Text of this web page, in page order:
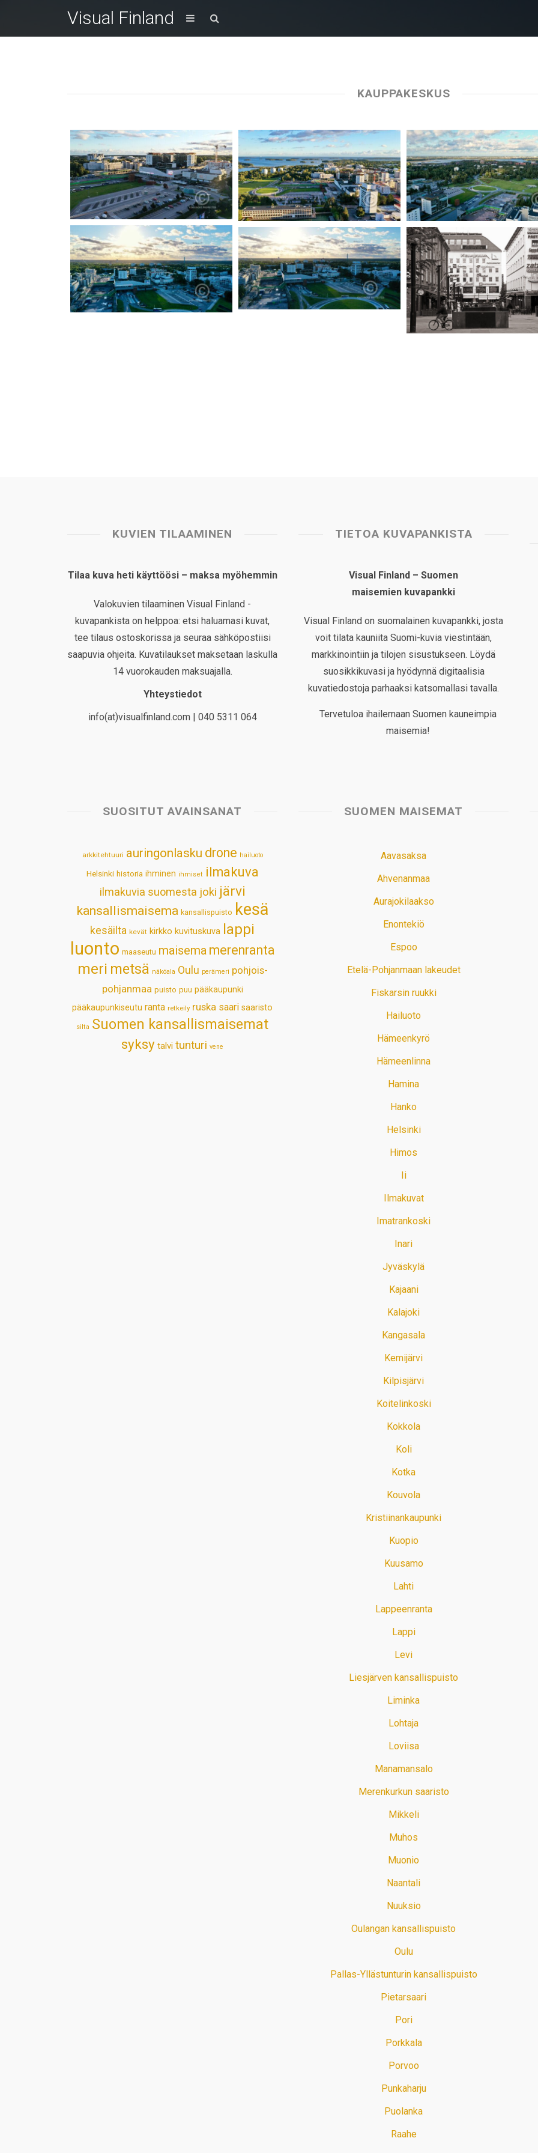
Visual Finland
KAUPPAKESKUS
KUVIEN TILAAMINEN
Tilaa kuva heti käyttöösi – maksa myöhemmin
Valokuvien tilaaminen Visual Finland -
kuvapankista on helppoa: etsi haluamasi kuvat,
tee tilaus ostoskorissa ja seuraa sähköpostiisi
saapuvia ohjeita. Kuvatilaukset maksetaan laskulla
14 vuorokauden maksuajalla.
Yhteystiedot
info(at)visualfinland.com | 040 5311 064
TIETOA KUVAPANKISTA
Visual Finland – Suomen
maisemien kuvapankki
Visual Finland on suomalainen kuvapankki, josta
voit tilata kauniita Suomi-kuvia viestintään,
markkinointiin ja tilojen sisustukseen. Löydä
suosikkikuvasi ja hyödynnä digitaalisia
kuvatiedostoja parhaaksi katsomallasi tavalla.
Tervetuloa ihailemaan Suomen kauneimpia
maisemia!
SUOSITUT AVAINSANAT
arkkitehtuuri auringonlasku drone hailuoto
Helsinki historia ihminen ihmiset ilmakuva
ilmakuvia suomesta joki järvi
kansallismaisema kansallispuisto kesä
kesäilta kevät kirkko kuvituskuva lappi
luonto maaseutu maisema merenranta
meri metsä näköala Oulu perämeri pohjois-
pohjanmaa puisto puu pääkaupunki
pääkaupunkiseutu ranta retkeily ruska saari saaristo
silta Suomen kansallismaisemat
syksy talvi tunturi vene
SUOMEN MAISEMAT
Aavasaksa
Ahvenanmaa
Aurajokilaakso
Enontekiö
Espoo
Etelä-Pohjanmaan lakeudet
Fiskarsin ruukki
Hailuoto
Hämeenkyrö
Hämeenlinna
Hamina
Hanko
Helsinki
Himos
Ii
Ilmakuvat
Imatrankoski
Inari
Jyväskylä
Kajaani
Kalajoki
Kangasala
Kemijärvi
Kilpisjärvi
Koitelinkoski
Kokkola
Koli
Kotka
Kouvola
Kristiinankaupunki
Kuopio
Kuusamo
Lahti
Lappeenranta
Lappi
Levi
Liesjärven kansallispuisto
Liminka
Lohtaja
Loviisa
Manamansalo
Merenkurkun saaristo
Mikkeli
Muhos
Muonio
Naantali
Nuuksio
Oulangan kansallispuisto
Oulu
Pallas-Yllästunturin kansallispuisto
Pietarsaari
Pori
Porkkala
Porvoo
Punkaharju
Puolanka
Raahe